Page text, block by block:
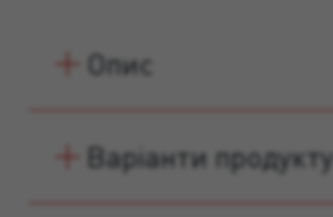
Опис
Варіанти продукту